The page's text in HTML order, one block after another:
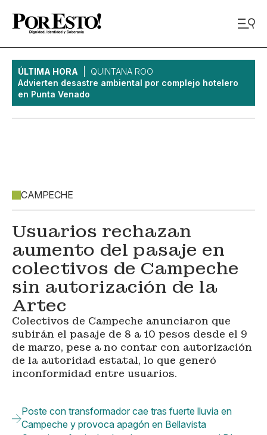
ÚLTIMA HORA
QUINTANA ROO
Advierten desastre ambiental por complejo hotelero
en Punta Venado
CAMPECHE
Usuarios rechazan
aumento del pasaje en
colectivos de Campeche
sin autorización de la
Artec
Colectivos de Campeche anunciaron que
subirán el pasaje de 8 a 10 pesos desde el 9
de marzo, pese a no contar con autorización
de la autoridad estatal, lo que generó
inconformidad entre usuarios.
Poste con transformador cae tras fuerte lluvia en
Campeche y provoca apagón en Bellavista